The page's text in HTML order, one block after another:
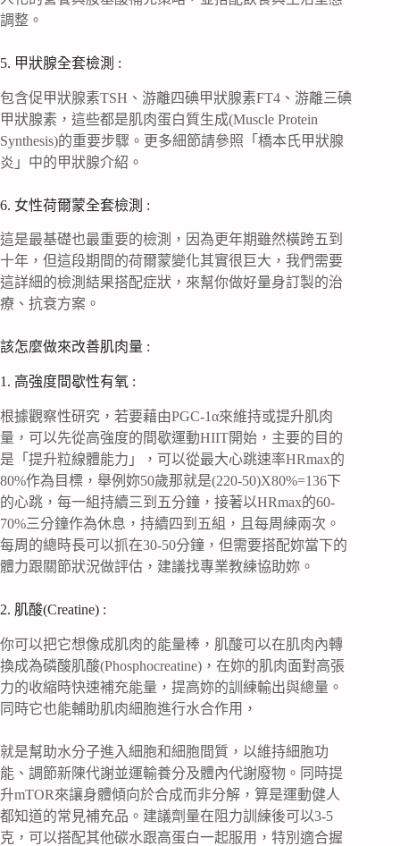
調整。
5. 甲狀腺全套檢測 :
包含促甲狀腺素TSH、游離四碘甲狀腺素FT4、游離三碘
甲狀腺素，這些都是肌肉蛋白質生成(Muscle Protein
Synthesis)的重要步驟。更多細節請參照「橋本氏甲狀腺
炎」中的甲狀腺介紹。
6. 女性荷爾蒙全套檢測 :
這是最基礎也最重要的檢測，因為更年期雖然橫跨五到
十年，但這段期間的荷爾蒙變化其實很巨大，我們需要
這詳細的檢測結果搭配症狀，來幫你做好量身訂製的治
療、抗衰方案。
該怎麼做來改善肌肉量 :
1. 高強度間歇性有氧 :
根據觀察性研究，若要藉由PGC-1α來維持或提升肌肉
量，可以先從高強度的間歇運動HIIT開始，主要的目的
是「提升粒線體能力」，可以從最大心跳速率HRmax的
80%作為目標，舉例妳50歲那就是(220-50)X80%=136下
的心跳，每一組持續三到五分鐘，接著以HRmax的60-
70%三分鐘作為休息，持續四到五組，且每周練兩次。
每周的總時長可以抓在30-50分鐘，但需要搭配妳當下的
體力跟關節狀況做評估，建議找專業教練協助妳。
2. 肌酸(Creatine) :
你可以把它想像成肌肉的能量棒，肌酸可以在肌肉內轉
換成為磷酸肌酸(Phosphocreatine)，在妳的肌肉面對高張
力的收縮時快速補充能量，提高妳的訓練輸出與總量。
同時它也能輔助肌肉細胞進行水合作用，
就是幫助水分子進入細胞和細胞間質，以維持細胞功
能、調節新陳代謝並運輸養分及體內代謝廢物。同時提
升mTOR來讓身體傾向於合成而非分解，算是運動健人
都知道的常見補充品。建議劑量在阻力訓練後可以3-5
克，可以搭配其他碳水跟高蛋白一起服用，特別適合握